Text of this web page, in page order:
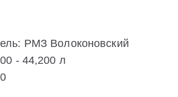
РМЗ Волоконовский
- 44,200 л